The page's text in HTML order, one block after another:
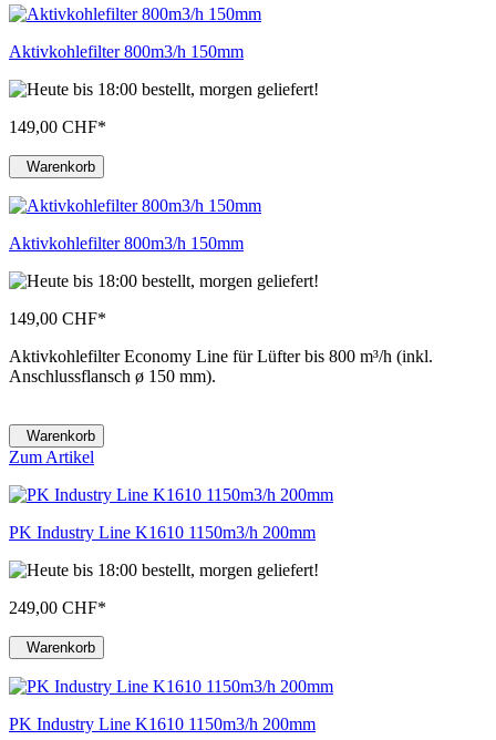
Aktivkohlefilter 800m3/h 150mm
149,00 CHF*
Warenkorb
Aktivkohlefilter 800m3/h 150mm
149,00 CHF*
Aktivkohlefilter Economy Line für Lüfter bis 800 m³/h (inkl.
Anschlussflansch ø 150 mm).
Warenkorb
Zum Artikel
PK Industry Line K1610 1150m3/h 200mm
249,00 CHF*
Warenkorb
PK Industry Line K1610 1150m3/h 200mm